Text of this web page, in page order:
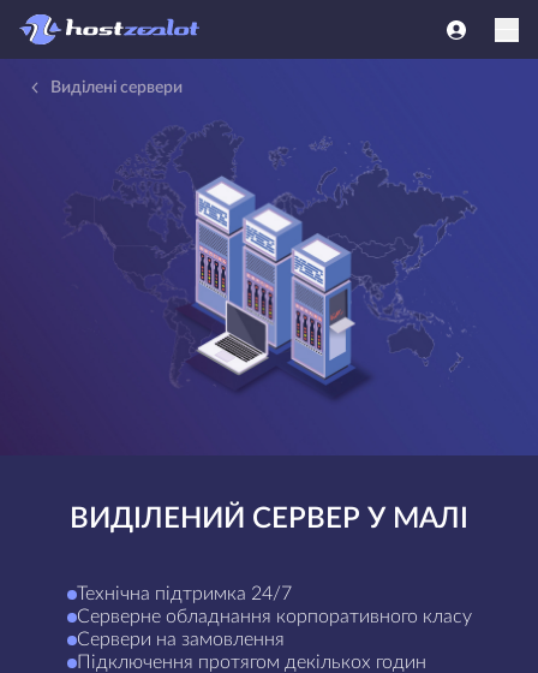
Виділені сервери
ВИДІЛЕНИЙ СЕРВЕР У МАЛІ
Технічна підтримка 24/7
Серверне обладнання корпоративного класу
Сервери на замовлення
Підключення протягом декількох годин